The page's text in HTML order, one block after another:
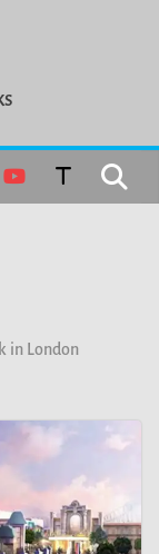
in London